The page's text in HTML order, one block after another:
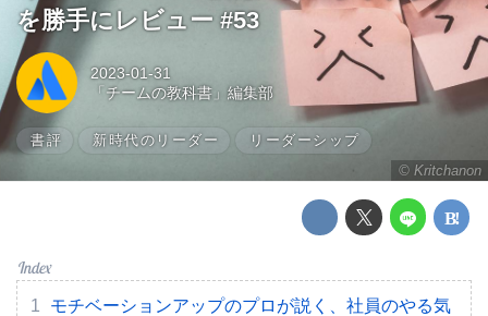
©︎ Kritchanon
を勝手にレビュー #53
2023-01-31
「チームの教科書」編集部
書評 新時代のリーダー リーダーシップ
モチベーションアップのプロが説く、社員のやる気